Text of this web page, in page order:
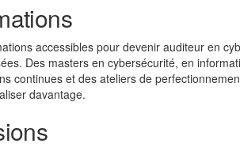
accessibles pour devenir auditeur en
Des masters en cybersécurité, en
continues et des ateliers de
davantage.